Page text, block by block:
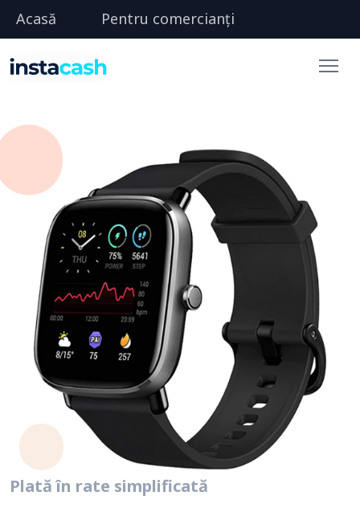
Acasă Pentru comercianți
Plată în rate simplificată